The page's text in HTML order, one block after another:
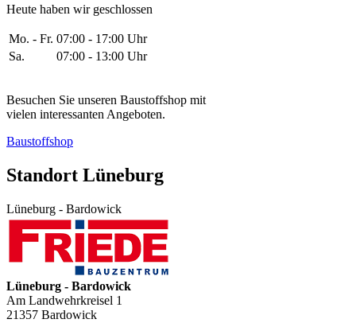
Heute haben wir geschlossen
Mo. - Fr. 07:00 - 17:00 Uhr
Sa.
07:00 - 13:00 Uhr
Besuchen Sie unseren Baustoffshop mit
vielen interessanten Angeboten.
Baustoffshop
Standort Lüneburg
Lüneburg - Bardowick
Lüneburg - Bardowick
Am Landwehrkreisel 1
21357 Bardowick